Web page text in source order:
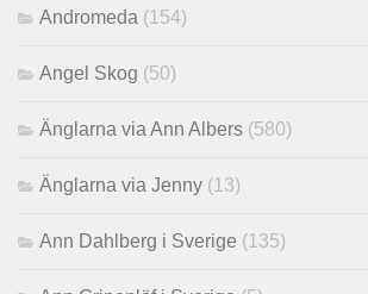
Andromeda (154)
Angel Skog (50)
Änglarna via Ann Albers (580)
Änglarna via Jenny (13)
Ann Dahlberg i Sverige (135)